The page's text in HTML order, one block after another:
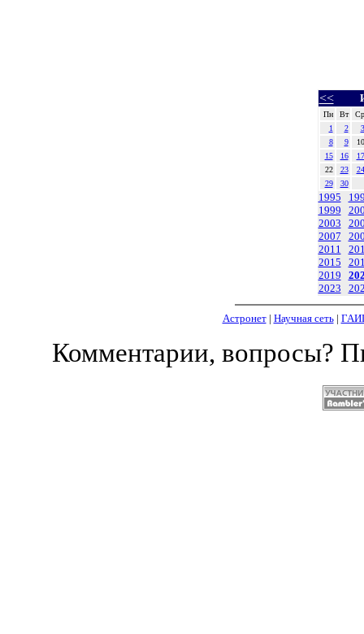
<<
Пн Вт
Ср
1
2
3
8
9
10
15
16
17
22
23
24
29
30
1995
1999
2003
2007
2011
2015
2019
2023
Астронет| Научная сеть|
Комментарии, вопросы?